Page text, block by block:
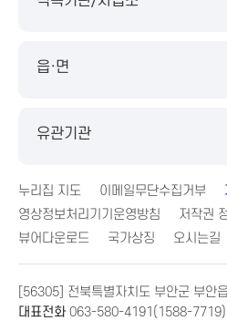
읍·면
유관기관
누리집 지도 이메일무단수집거부
영상정보처리기기운영방침
저작권
뷰어다운로드
국가상징 오시는길
[56305] 전북특별자치도 부안군 부안
대표전화063-580-4191(1588-7719)